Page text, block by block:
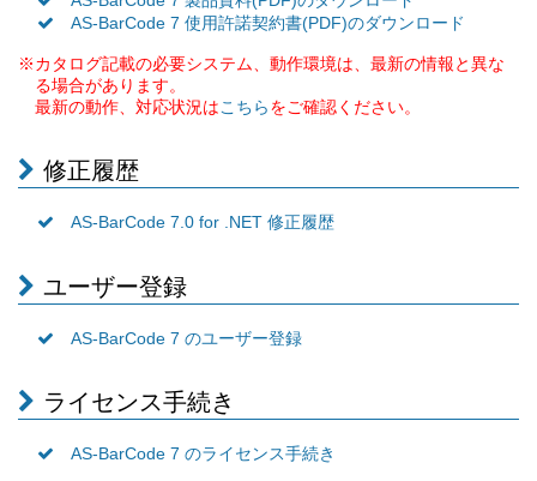
AS-BarCode 7 使用許諾契約書(PDF)のダウンロード
※カタログ記載の必要システム、動作環境は、最新の情報と異な
る場合があります。
最新の動作、対応状況はこちらをご確認ください。
修正履歴
AS-BarCode 7.0 for .NET 修正履歴
ユーザー登録
AS-BarCode 7 のユーザー登録
ライセンス手続き
AS-BarCode 7 のライセンス手続き